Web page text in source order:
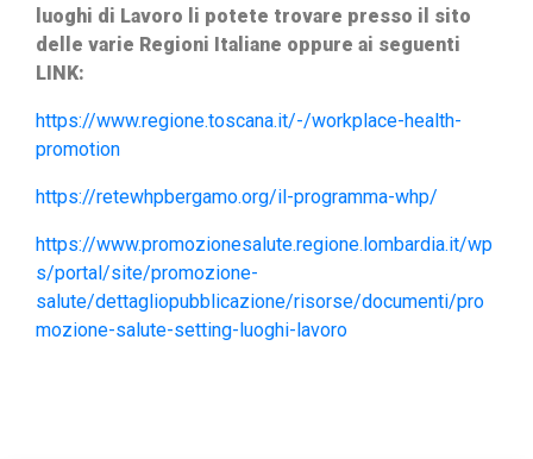
luoghi di Lavoro li potete trovare presso il sito
delle varie Regioni Italiane oppure ai seguenti
LINK:
https://www.regione.toscana.it/-/workplace-health-
promotion
https://retewhpbergamo.org/il-programma-whp/
https://www.promozionesalute.regione.lombardia.it/wp
s/portal/site/promozione-
salute/dettagliopubblicazione/risorse/documenti/pro
mozione-salute-setting-luoghi-lavoro